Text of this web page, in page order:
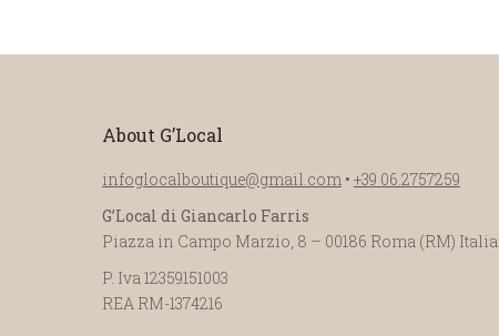
About G’Local
infoglocalboutique@gmail.com • +39 06.2757259
G’Local di Giancarlo Farris
Piazza in Campo Marzio, 8 – 00186 Roma (RM) Italia
P. Iva 12359151003
REA RM-1374216